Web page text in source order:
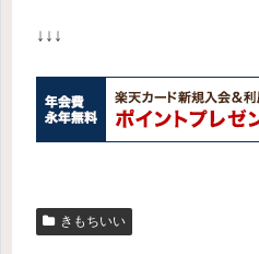
↓↓↓
きもちいい